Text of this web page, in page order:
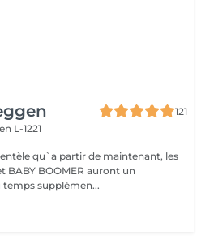
121
L-1221
qu`a partir de maintenant, les
BABY BOOMER auront un
supplément, en raison du temps supplémen...